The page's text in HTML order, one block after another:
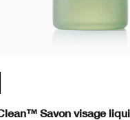
Savon visage